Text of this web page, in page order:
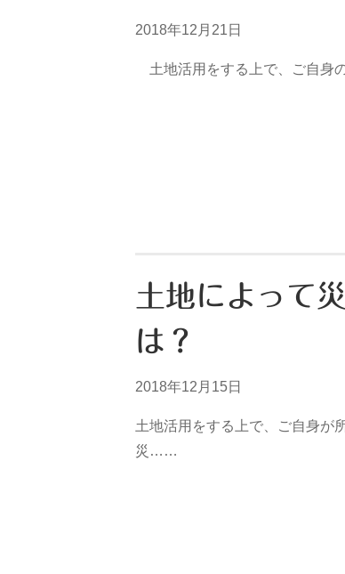
2018年12月21日
土地活用をする上で、ご自身
土地によって
は？
2018年12月15日
土地活用をする上で、ご自身が
災……